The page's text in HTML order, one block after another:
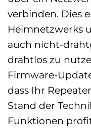
verbinden. Dies
Heimnetzwerks
auch nicht-
drahtlos zu
Firmware-
dass Ihr
Stand der
Funktionen